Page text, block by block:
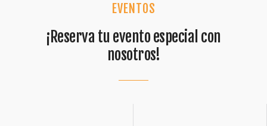
EVENTOS
¡Reserva tu evento especial con
nosotros!